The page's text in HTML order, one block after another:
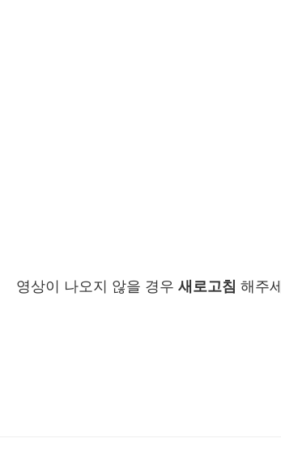
영상이 나오지 않을 경우 새로고침 해주